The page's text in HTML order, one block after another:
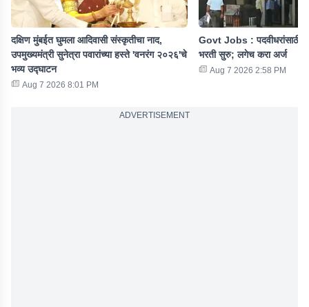
दक्षिण मुंबईत घुमला आदिवासी संस्कृतीचा नाद,
उपमुख्यमंत्री सुनेत्रा पवारांच्या हस्ते 'वनरंग २०२६'चे
भव्य उद्घाटन
Aug 7 2026 8:01 PM
Govt Jobs : पदवीधरांसाठी
भरती सुरु; लगेच करा अर्ज
Aug 7 2026 2:58 PM
ADVERTISEMENT